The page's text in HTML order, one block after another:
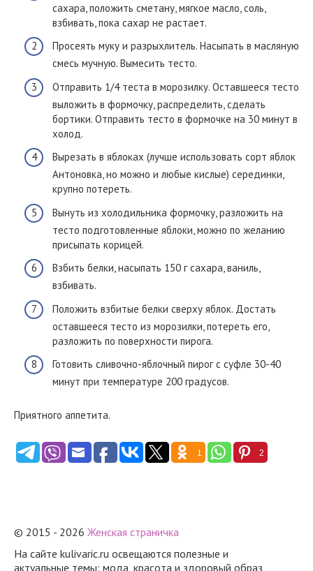
сахара, положить сметану, мягкое масло, соль,
взбивать, пока сахар не растает.
Просеять муку и разрыхлитель. Насыпать в масляную
смесь мучную. Вымесить тесто.
Отправить 1/4 теста в морозилку. Оставшееся тесто
выложить в формочку, распределить, сделать
бортики. Отправить тесто в формочке на 30 минут в
холод.
Вырезать в яблоках (лучше использовать сорт яблок
Антоновка, но можно и любые кислые) серединки,
крупно потереть.
Вынуть из холодильника формочку, разложить на
тесто подготовленные яблоки, можно по желанию
присыпать корицей.
Взбить белки, насыпать 150 г сахара, ваниль,
взбивать.
Положить взбитые белки сверху яблок. Достать
оставшееся тесто из морозилки, потереть его,
разложить по поверхности пирога.
Готовить сливочно-яблочный пирог с суфле 30-40
минут при температуре 200 градусов.
Приятного аппетита.
1 2
© 2015 - 2026 Женская страничка
На сайте kulivaric.ru освещаются полезные и
актуальные темы: мода, красота и здоровый образ